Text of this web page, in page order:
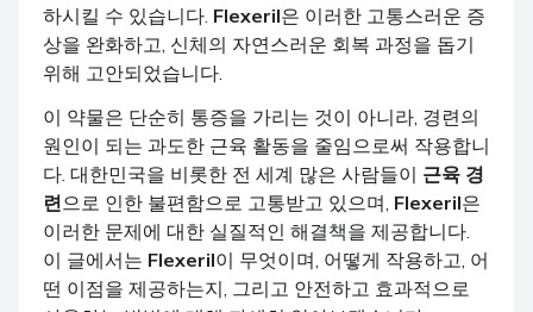
하시킬 수 있습니다. Flexeril은 이러한 고통스러운 증
상을 완화하고, 신체의 자연스러운 회복 과정을 돕기
위해 고안되었습니다.
이 약물은 단순히 통증을 가리는 것이 아니라, 경련의
원인이 되는 과도한 근육 활동을 줄임으로써 작용합니
다. 대한민국을 비롯한 전 세계 많은 사람들이 근육 경
련으로 인한 불편함으로 고통받고 있으며, Flexeril은
이러한 문제에 대한 실질적인 해결책을 제공합니다.
이 글에서는 Flexeril이 무엇이며, 어떻게 작용하고, 어
떤 이점을 제공하는지, 그리고 안전하고 효과적으로